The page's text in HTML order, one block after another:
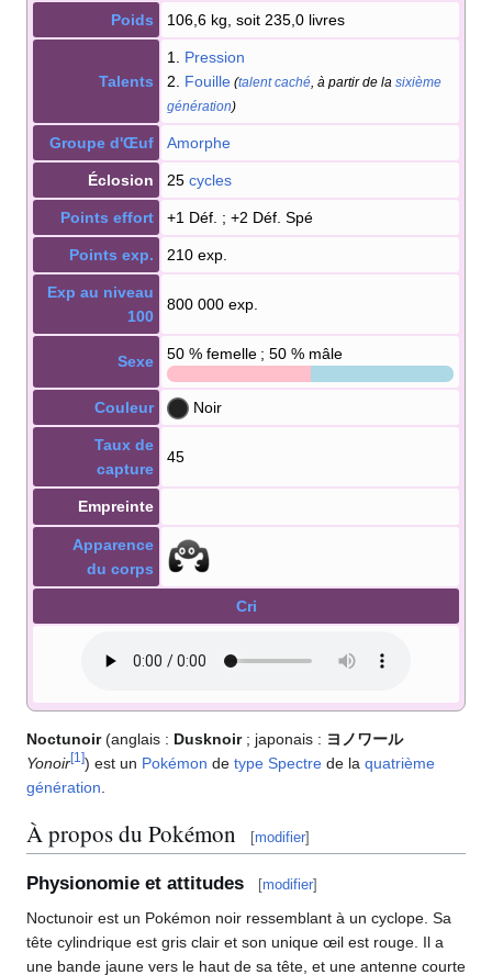
Poids 106,6 kg, soit 235,0 livres
Talents
1. Pression
2. Fouille (talent caché , à partir de la sixième
génération)
Groupe d'Œuf Amorphe
Éclosion 25 cycles
Points effort +1 Déf. ; +2 Déf. Spé
Points exp. 210 exp.
Exp au niveau
100
800 000 exp.
Sexe 50 % femelle ; 50 % mâle
Couleur Noir
Taux de
capture
45
Empreinte
Apparence
du corps
Cri
Noctunoir(anglais : Dusknoir ; japonais : ヨノワール
Yonoir[1 ]) est un Pokémon de type Spectre de la quatrième
génération
À propos du Pokémon [modifier]
Physionomie et attitudes [modifier]
Noctunoir est un Pokémon noir ressemblant à un cyclope. Sa
tête cylindrique est gris clair et son unique œil est rouge. Il a
une bande jaune vers le haut de sa tête, et une antenne courte